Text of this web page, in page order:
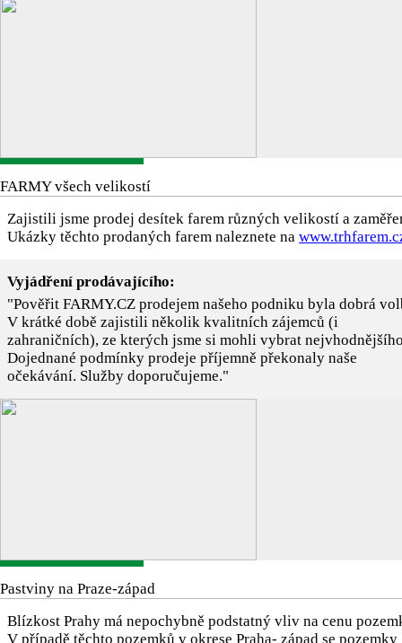
FARMY všech velikostí
Zajistili jsme prodej desítek farem různých velikostí a
Ukázky těchto prodaných farem naleznete na
Vyjádření prodávajícího:
"Pověřit FARMY.CZ prodejem našeho podniku byla dobrá
V krátké době zajistili několik kvalitních zájemců (i
zahraničních), ze kterých jsme si mohli vybrat
Dojednané podmínky prodeje příjemně překonaly naše
očekávání. Služby doporučujeme."
Pastviny na Praze-západ
Blízkost Prahy má nepochybně podstatný vliv na cenu
V případě těchto pozemků v okrese Praha- západ se pozemky